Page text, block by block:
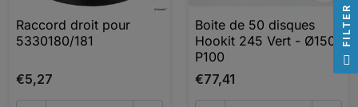
Raccord droit pour
5330180/181
€5,27
Boite de 50 disques
Hookit 245 Vert - Ø150
P100
€77,41
R